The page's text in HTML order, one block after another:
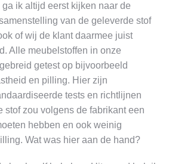
ga ik altijd eerst kijken naar de
van de geleverde stof
of wij de klant daarmee juist
Alle meubelstoffen in onze
getest op bijvoorbeeld
en pilling. Hier zijn
tests en richtlijnen
stof zou volgens de fabrikant een
hebben en ook weinig
Wat was hier aan de hand?